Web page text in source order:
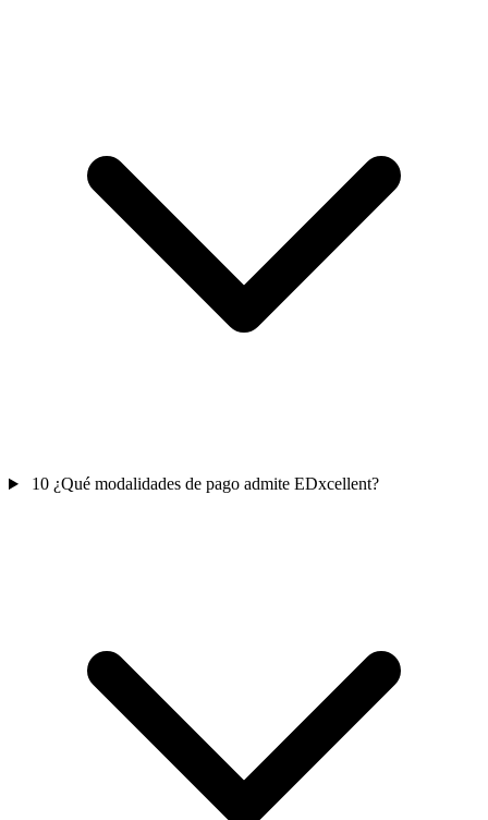
10 ¿Qué modalidades de pago admite EDxcellent?